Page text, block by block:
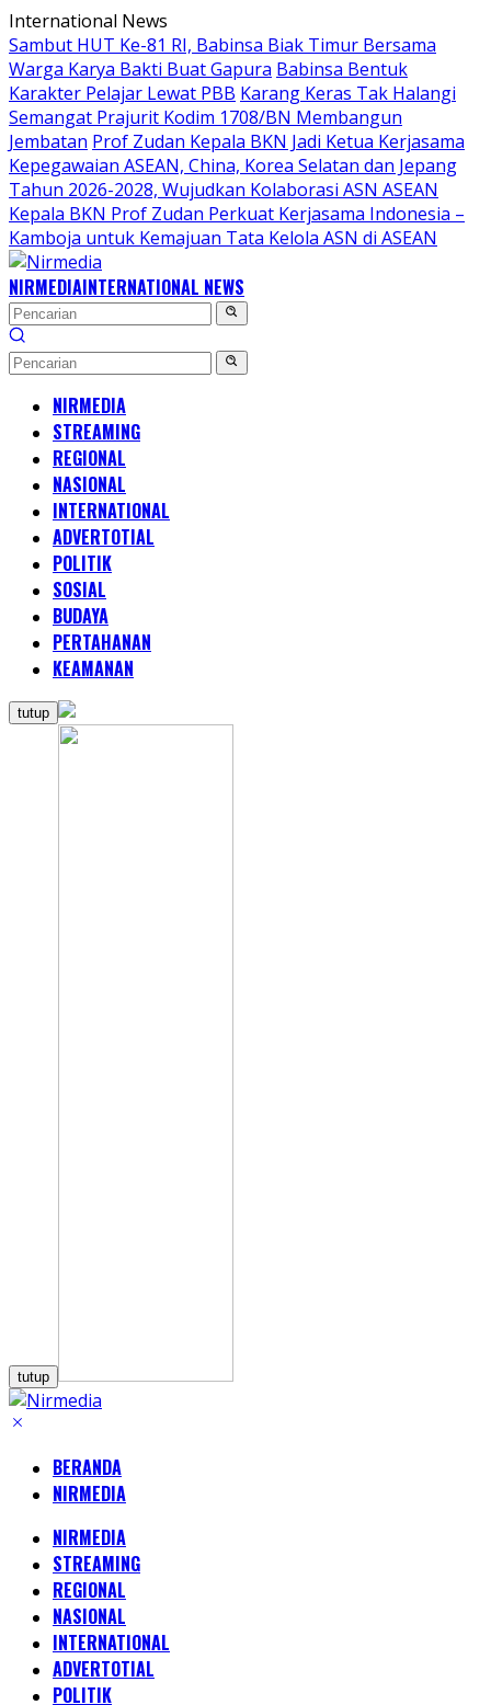
Langsung
ke
konten
International News
Sambut HUT Ke-81 RI, Babinsa Biak Timur Bersama
Warga Karya Bakti Buat Gapura Babinsa Bentuk
Karakter Pelajar Lewat PBB Karang Keras Tak Halangi
Semangat Prajurit Kodim 1708/BN Membangun
Jembatan Prof Zudan Kepala BKN Jadi Ketua Kerjasama
Kepegawaian ASEAN, China, Korea Selatan dan Jepang
Tahun 2026-2028, Wujudkan Kolaborasi ASN ASEAN
Kepala BKN Prof Zudan Perkuat Kerjasama Indonesia –
Kamboja untuk Kemajuan Tata Kelola ASN di ASEAN
NIRMEDIAINTERNATIONAL NEWS
NIRMEDIA
STREAMING
REGIONAL
NASIONAL
INTERNATIONAL
ADVERTOTIAL
POLITIK
SOSIAL
BUDAYA
PERTAHANAN
KEAMANAN
tutup
tutup
BERANDA
NIRMEDIA
NIRMEDIA
STREAMING
REGIONAL
NASIONAL
INTERNATIONAL
ADVERTOTIAL
POLITIK